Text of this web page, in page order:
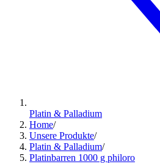
Platin & Palladium
Home/
Unsere Produkte/
Platin & Palladium/
Platinbarren 1000 g philoro